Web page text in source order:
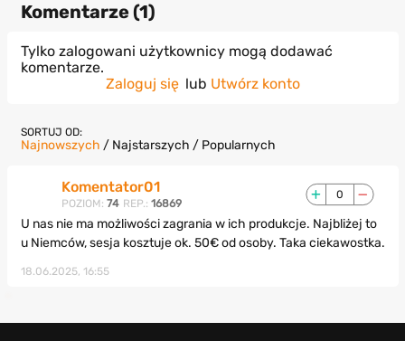
Komentarze (1)
Tylko zalogowani użytkownicy mogą dodawać
komentarze.
Zaloguj się lub Utwórz konto
SORTUJ OD:
Najnowszych / Najstarszych / Popularnych
Komentator01
POZIOM: 74 REP.: 16869
0
U nas nie ma możliwości zagrania w ich produkcje. Najbliżej to
u Niemców, sesja kosztuje ok. 50€ od osoby. Taka ciekawostka.
18.06.2025, 16:55